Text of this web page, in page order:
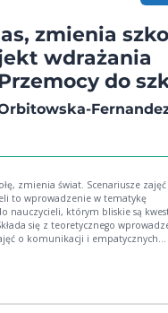
zmienia
wdrażania
do
zmienia świat. Scenariusze zajęć
to wprowadzenie w tematykę
nauczycieli, którym bliskie są
się z teoretycznego
o komunikacji i empatycznych
wielką potrzebę dialogu,